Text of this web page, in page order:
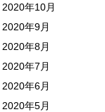
2020年10月
2020年9月
2020年8月
2020年7月
2020年6月
2020年5月